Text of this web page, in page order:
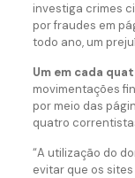
investiga crimes
por fraudes em
todo ano, um
Um em cada
movimentações
por meio das
quatro
“A utilização do
evitar que os